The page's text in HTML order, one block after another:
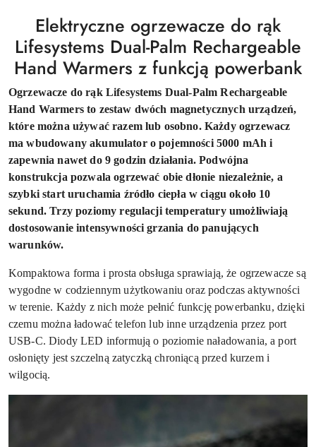
Elektryczne ogrzewacze do rąk
Lifesystems Dual-Palm Rechargeable
Hand Warmers z funkcją powerbank
Ogrzewacze do rąk Lifesystems Dual-Palm Rechargeable
Hand Warmers to zestaw dwóch magnetycznych urządzeń,
które można używać razem lub osobno. Każdy ogrzewacz
ma wbudowany akumulator o pojemności 5000 mAh i
zapewnia nawet do 9 godzin działania. Podwójna
konstrukcja pozwala ogrzewać obie dłonie niezależnie, a
szybki start uruchamia źródło ciepła w ciągu około 10
sekund. Trzy poziomy regulacji temperatury umożliwiają
dostosowanie intensywności grzania do panujących
warunków.
Kompaktowa forma i prosta obsługa sprawiają, że ogrzewacze są
wygodne w codziennym użytkowaniu oraz podczas aktywności
w terenie. Każdy z nich może pełnić funkcję powerbanku, dzięki
czemu można ładować telefon lub inne urządzenia przez port
USB-C. Diody LED informują o poziomie naładowania, a port
osłonięty jest szczelną zatyczką chroniącą przed kurzem i
wilgocią.